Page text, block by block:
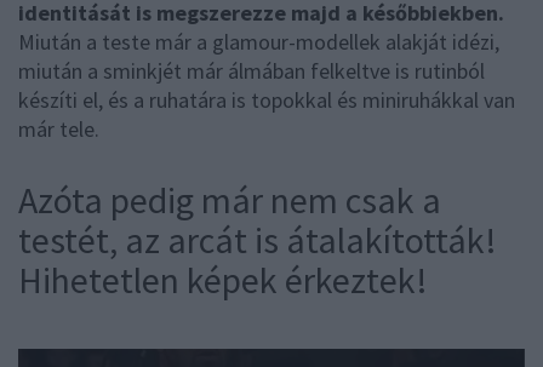
identitását is megszerezze majd a későbbiekben.
Miután a teste már a glamour-modellek alakját idézi,
miután a sminkjét már álmában felkeltve is rutinból
készíti el, és a ruhatára is topokkal és miniruhákkal van
már tele.
Azóta pedig már nem csak a
testét, az arcát is átalakították!
Hihetetlen képek érkeztek!